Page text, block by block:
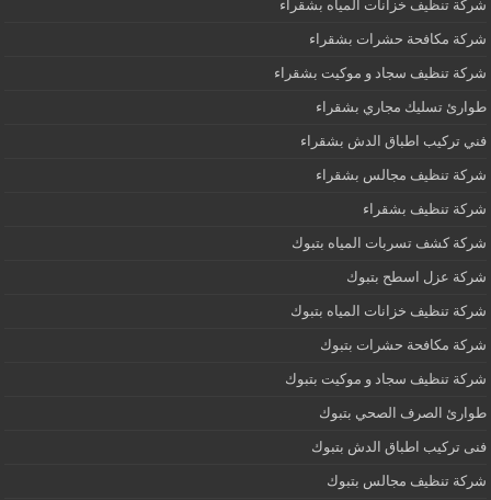
شركة تنظيف خزانات المياه بشقراء
شركة مكافحة حشرات بشقراء
شركة تنظيف سجاد و موكيت بشقراء
طوارئ تسليك مجاري بشقراء
فني تركيب اطباق الدش بشقراء
شركة تنظيف مجالس بشقراء
شركة تنظيف بشقراء
شركة كشف تسربات المياه بتبوك
شركة عزل اسطح بتبوك
شركة تنظيف خزانات المياه بتبوك
شركة مكافحة حشرات بتبوك
شركة تنظيف سجاد و موكيت بتبوك
طوارئ الصرف الصحي بتبوك
فنى تركيب اطباق الدش بتبوك
شركة تنظيف مجالس بتبوك